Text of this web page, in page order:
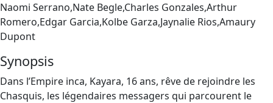
Naomi Serrano,Nate Begle,Charles Gonzales,Arthur
Romero,Edgar Garcia,Kolbe Garza,Jaynalie Rios,Amaury
Dupont
Synopsis
Dans l’Empire inca, Kayara, 16 ans, rêve de rejoindre les
Chasquis, les légendaires messagers qui parcourent le